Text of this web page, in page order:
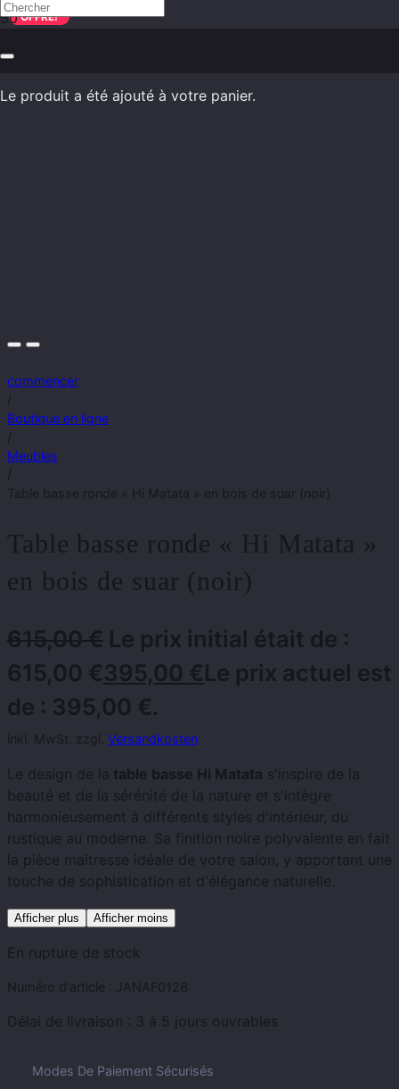
Le produit a été ajouté à votre panier.
commencer
/
Boutique en ligne
/
Meubles
/
Table basse ronde « Hi Matata » en bois de suar (noir)
Table basse ronde « Hi Matata »
en bois de suar (noir)
615,00€ Le prix initial était de :
615,00 €395,00 €Le prix actuel est
de : 395,00 €.
inkl. MwSt. zzgl. Versandkosten
Le design de la table basse Hi Matata s'inspire de la
beauté et de la sérénité de la nature et s'intègre
harmonieusement à différents styles d'intérieur, du
rustique au moderne. Sa finition noire polyvalente en fait
la pièce maîtresse idéale de votre salon, y apportant une
touche de sophistication et d'élégance naturelle.
Afficher plus Afficher moins
En rupture de stock
Numéro d'article : JANAF012B
Délai de livraison : 3 à 5 jours ouvrables
Modes De Paiement Sécurisés
OFFRE!